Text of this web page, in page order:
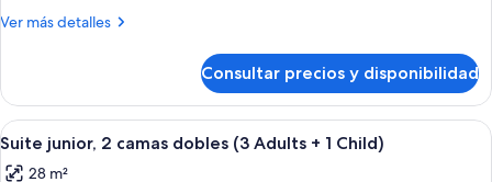
camas
Adults
+
2
Ver más detalles
Más
junior,
camas
Consultar precios y disponibilidad
Abrir
todas
Una habitación de hotel moderna
4
Suite junior, 2 camas dobles (3 Adults + 1 Child)
28 m²